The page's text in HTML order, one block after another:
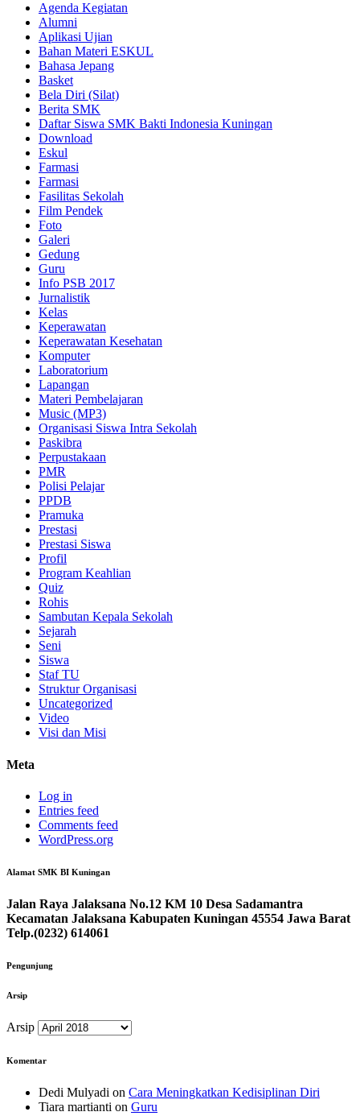
Agenda Kegiatan
Alumni
Aplikasi Ujian
Bahan Materi ESKUL
Bahasa Jepang
Basket
Bela Diri (Silat)
Berita SMK
Daftar Siswa SMK Bakti Indonesia Kuningan
Download
Eskul
Farmasi
Farmasi
Fasilitas Sekolah
Film Pendek
Foto
Galeri
Gedung
Guru
Info PSB 2017
Jurnalistik
Kelas
Keperawatan
Keperawatan Kesehatan
Komputer
Laboratorium
Lapangan
Materi Pembelajaran
Music (MP3)
Organisasi Siswa Intra Sekolah
Paskibra
Perpustakaan
PMR
Polisi Pelajar
PPDB
Pramuka
Prestasi
Prestasi Siswa
Profil
Program Keahlian
Quiz
Rohis
Sambutan Kepala Sekolah
Sejarah
Seni
Siswa
Staf TU
Struktur Organisasi
Uncategorized
Video
Visi dan Misi
Meta
Log in
Entries feed
Comments feed
WordPress.org
Alamat SMK BI Kuningan
Jalan Raya Jalaksana No.12 KM 10 Desa Sadamantra
Kecamatan Jalaksana Kabupaten Kuningan 45554 Jawa Barat
Telp.(0232) 614061
Pengunjung
Arsip
Arsip
Komentar
Dedi Mulyadi on Cara Meningkatkan Kedisiplinan Diri
Tiara martianti on Guru